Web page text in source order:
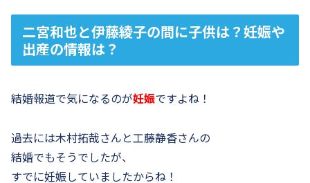
二宮和也と伊藤綾子の間に子供は？妊娠や
出産の情報は？
結婚報道で気になるのが妊娠ですよね！
過去には木村拓哉さんと工藤静香さんの
結婚でもそうでしたが、
すでに妊娠していましたからね！